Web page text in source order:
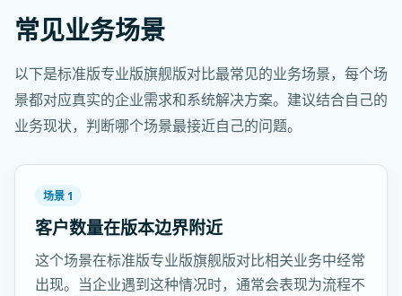
常见业务场景
以下是标准版专业版旗舰版对比最常见的业务场景，每个场
景都对应真实的企业需求和系统解决方案。建议结合自己的
业务现状，判断哪个场景最接近自己的问题。
场景 1
客户数量在版本边界附近
这个场景在标准版专业版旗舰版对比相关业务中经常
出现。当企业遇到这种情况时，通常会表现为流程不